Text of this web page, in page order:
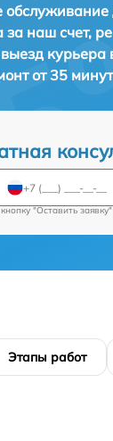
обслуживание
за наш счет,
курьера
от 35 минут
"Оставить
Этапы работ